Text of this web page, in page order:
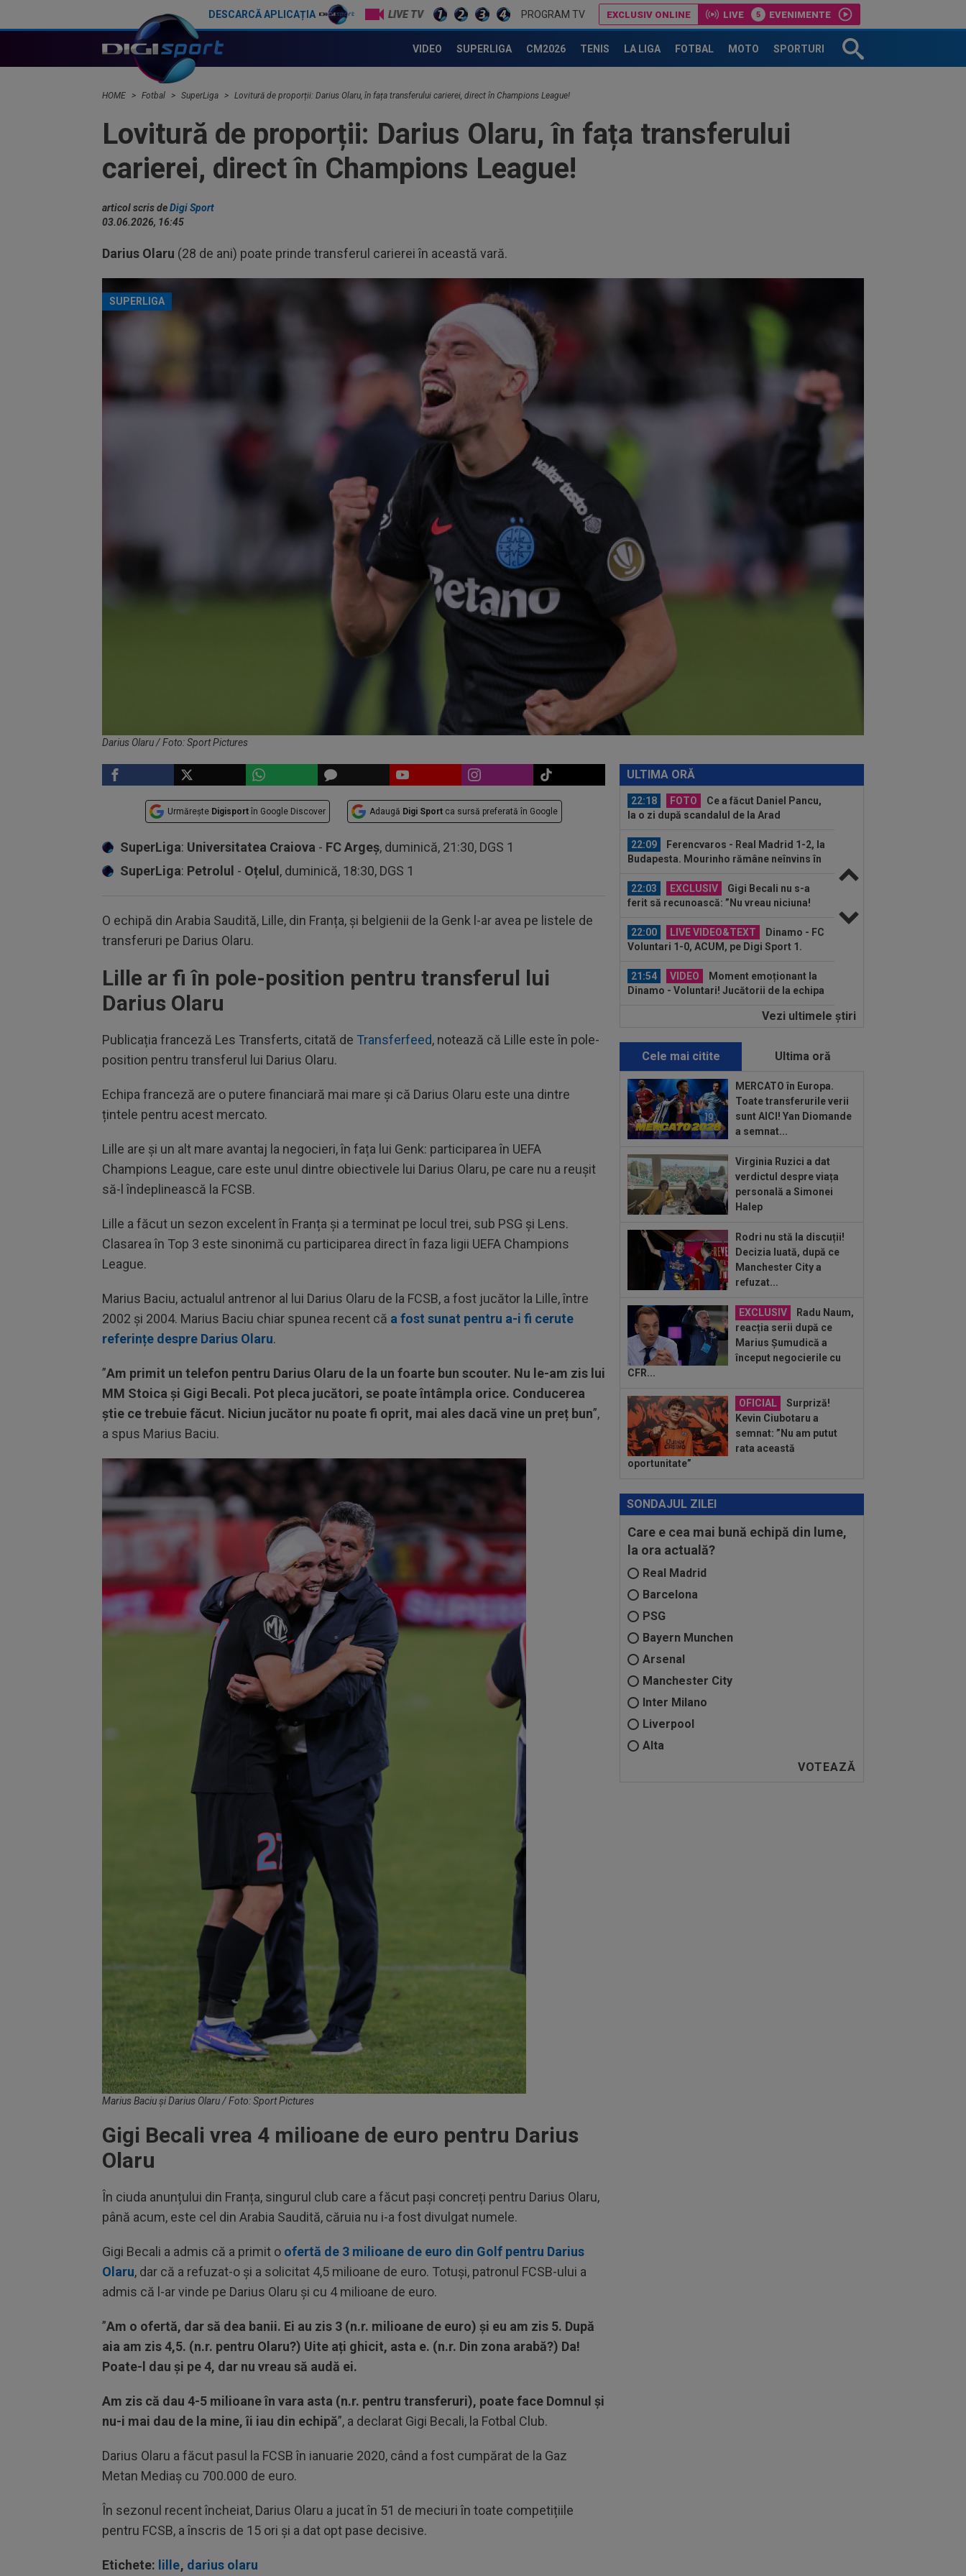
DESCARCĂ APLICAȚIA LIVE TV PROGRAM TV EXCLUSIV ONLINE LIVE EVENIMENTE
VIDEO SUPERLIGA CM2026 TENIS LA LIGA FOTBAL MOTO SPORTURI
HOME Fotbal SuperLiga Lovitură de proporții: Darius Olaru, în fața transferului carierei, direct în Champions League!
Lovitură de proporții: Darius Olaru, în fața transferului
carierei, direct în Champions League!
articol scris deDigi Sport
03.06.2026, 16:45
Darius Olaru (28 de ani) poate prinde transferul carierei în această vară.
SUPERLIGA
Darius Olaru / Foto: Sport Pictures
Urmărește Digisport în Google Discover Adaugă Digi Sport ca sursă preferată în Google
SuperLiga: Universitatea Craiova - FC Argeș, duminică, 21:30, DGS 1
SuperLiga: Petrolul - Oțelul , duminică, 18:30, DGS 1
O echipă din Arabia Saudită, Lille, din Franța, și belgienii de la Genk l-ar avea pe listele de
transferuri pe Darius Olaru.
Lille ar fi în pole-position pentru transferul lui
Darius Olaru
Publicația franceză Les Transferts, citată de Transferfeed, notează că Lille este în pole-
position pentru transferul lui Darius Olaru.
Echipa franceză are o putere financiară mai mare și că Darius Olaru este una dintre
țintele pentru acest mercato.
Lille are și un alt mare avantaj la negocieri, în fața lui Genk: participarea în UEFA
Champions League, care este unul dintre obiectivele lui Darius Olaru, pe care nu a reușit
să-l îndeplinească la FCSB.
Lille a făcut un sezon excelent în Franța și a terminat pe locul trei, sub PSG și Lens.
Clasarea în Top 3 este sinonimă cu participarea direct în faza ligii UEFA Champions
League.
Marius Baciu, actualul antrenor al lui Darius Olaru de la FCSB, a fost jucător la Lille, între
2002 și 2004. Marius Baciu chiar spunea recent că a fost sunat pentru a-i fi cerute
referințe despre Darius Olaru.
”Am primit un telefon pentru Darius Olaru de la un foarte bun scouter. Nu le-am zis lui
MM Stoica și Gigi Becali. Pot pleca jucători, se poate întâmpla orice. Conducerea
știe ce trebuie făcut. Niciun jucător nu poate fi oprit, mai ales dacă vine un preț bun”,
a spus Marius Baciu.
Marius Baciu și Darius Olaru / Foto: Sport Pictures
Gigi Becali vrea 4 milioane de euro pentru Darius
Olaru
În ciuda anunțului din Franța, singurul club care a făcut pași concreți pentru Darius Olaru,
până acum, este cel din Arabia Saudită, căruia nu i-a fost divulgat numele.
Gigi Becali a admis că a primit o ofertă de 3 milioane de euro din Golf pentru Darius
Olaru, dar că a refuzat-o și a solicitat 4,5 milioane de euro. Totuși, patronul FCSB-ului a
admis că l-ar vinde pe Darius Olaru și cu 4 milioane de euro.
”Am o ofertă, dar să dea banii. Ei au zis 3 (n.r. milioane de euro) și eu am zis 5. După
aia am zis 4,5. (n.r. pentru Olaru?) Uite ați ghicit, asta e. (n.r. Din zona arabă?) Da!
Poate-l dau și pe 4, dar nu vreau să audă ei.
Am zis că dau 4-5 milioane în vara asta (n.r. pentru transferuri), poate face Domnul și
nu-i mai dau de la mine, îi iau din echipă”, a declarat Gigi Becali, la Fotbal Club.
Darius Olaru a făcut pasul la FCSB în ianuarie 2020, când a fost cumpărat de la Gaz
Metan Mediaș cu 700.000 de euro.
În sezonul recent încheiat, Darius Olaru a jucat în 51 de meciuri în toate competițiile
pentru FCSB, a înscris de 15 ori și a dat opt pase decisive.
Etichete: lille, darius olaru
ULTIMA ORĂ
21:54
Dinamo - Voluntari! Jucătorii de la echipa
secundă au...
21:51
ce Manchester City i-a refuzat prima
ofertă...
EXCLUSIV
VIDEO
direct la vestiare, după Farul -
Csikszereda 3-2: "Nu mi-a...
rămas fără explicații, după 2-3 cu Farul:
Sporting 0-0, ACUM, DGS 3. Ianis Stoica e
titular! Cele mai tari...
22:18
FOTO
Ce a făcut Daniel Pancu,
la o zi după scandalul de la Arad
22:09
Ferencvaros - Real Madrid 1-2, la
Budapesta. Mourinho rămâne neînvins în
22:03
EXCLUSIV
Gigi Becali nu s-a
ferit să recunoască: ”Nu vreau niciuna!
22:00
LIVE VIDEO&TEXT
Dinamo - FC
Voluntari 1-0, ACUM, pe Digi Sport 1.
21:54
VIDEO
Moment emoționant la
Dinamo - Voluntari! Jucătorii de la echipa
Decizia luată de Barcelona, după
21:35
EXCLUSIV
Prunea și Torje au
dat verdictul, după ce Șumudică a
acceptat să revină la CFR...
21:21
VIDEO
Ioan Sabău a plecat
direct la vestiare, după Farul -
Csikszereda 3-2: "Nu mi-a...
rămas fără explicații, după 2-3 cu Farul:
”Total...
22:30
LIVE VIDEO&SCORE
Estrela -
Sporting 0-0, ACUM, DGS 3. Ianis Stoica e
22:18
FOTO
Ce a făcut Daniel Pancu,
la o zi după scandalul de la Arad
22:09
Ferencvaros - Real Madrid 1-2, la
al...
22:03
EXCLUSIV
Gigi Becali nu s-a
ferit să recunoască: ”Nu vreau niciuna!
Cam ai dreptate...
22:00
GOOOL! Armstrong a marcat din...
Vezi ultimele ştiri
Cele mai citite Ultima oră
MERCATO în Europa.
Toate transferurile verii
sunt AICI! Yan Diomande
a semnat...
Virginia Ruzici a dat
verdictul despre viața
personală a Simonei
Halep
Rodri nu stă la discuții!
Decizia luată, după ce
Manchester City a
refuzat...
EXCLUSIV
Radu Naum,
reacția serii după ce
Marius Șumudică a
început negocierile cu
CFR...
OFICIAL
Surpriză!
Kevin Ciubotaru a
semnat: ”Nu am putut
rata această
oportunitate”
SONDAJUL ZILEI
Care e cea mai bună echipă din lume,
la ora actuală?
Real Madrid
Barcelona
PSG
Bayern Munchen
Arsenal
Manchester City
Inter Milano
Liverpool
Alta